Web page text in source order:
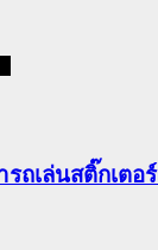
ถเล่นสติ๊กเตอ